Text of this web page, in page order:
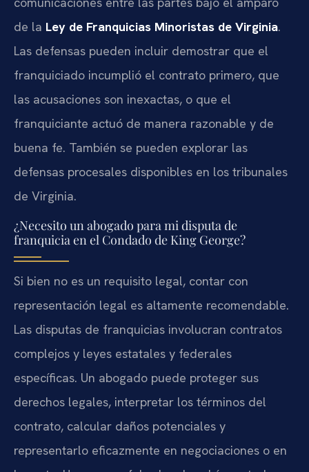
de la Ley de Franquicias Minoristas de Virginia.
Las defensas pueden incluir demostrar que el
franquiciado incumplió el contrato primero, que
las acusaciones son inexactas, o que el
franquiciante actuó de manera razonable y de
buena fe. También se pueden explorar las
defensas procesales disponibles en los tribunales
de Virginia.
¿Necesito un abogado para mi disputa de
franquicia en el Condado de King George?
Si bien no es un requisito legal, contar con
representación legal es altamente recomendable.
Las disputas de franquicias involucran contratos
complejos y leyes estatales y federales
específicas. Un abogado puede proteger sus
derechos legales, interpretar los términos del
contrato, calcular daños potenciales y
representarlo eficazmente en negociaciones o en